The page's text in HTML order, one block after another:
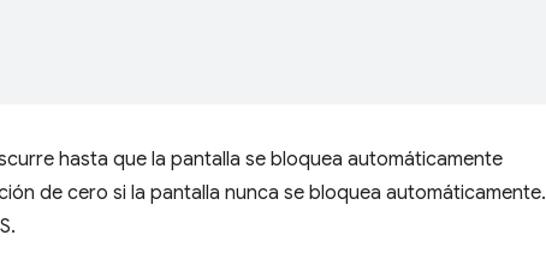
hasta que la pantalla se bloquea automáticamente
de cero si la pantalla nunca se bloquea automáticamente.